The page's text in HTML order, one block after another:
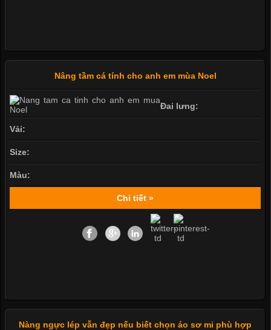
Nâng tầm cá tính cho anh em mùa Noel
Đai lưng:
Vải:
Size:
Màu:
Chi tiết »
Nàng ngực lép vẫn đẹp nếu biết chọn áo sơ mi phù hợp